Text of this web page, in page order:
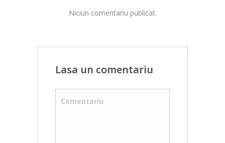
Niciun comentariu publicat.
Lasa un comentariu